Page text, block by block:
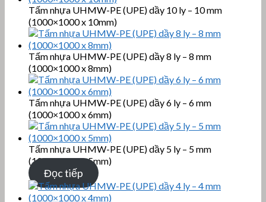
Tấm nhựa UHMW-PE (UPE) dầy 10 ly – 10 mm
(1000×1000 x 10mm)
Tấm nhựa UHMW-PE (UPE) dầy 8 ly – 8 mm
(1000×1000 x 8mm)
Tấm nhựa UHMW-PE (UPE) dầy 6 ly – 6 mm
(1000×1000 x 6mm)
Tấm nhựa UHMW-PE (UPE) dầy 5 ly – 5 mm
(1000×1000 x 5mm)
Đọc tiếp